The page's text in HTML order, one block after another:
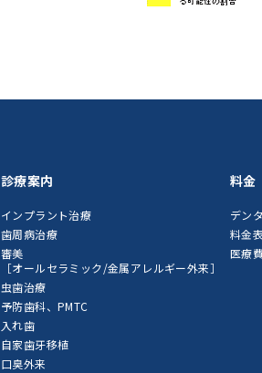
診療案内
インプラント治療
歯周病治療
審美
［オールセラミック/金属アレルギー外来］
虫歯治療
予防歯科、PMTC
入れ歯
自家歯牙移植
口臭外来
料金
デン
料金表
医療